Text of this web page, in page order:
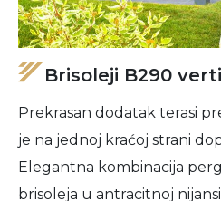
Brisoleji B290
Prekrasan dodatak terasi
je na jednoj kraćoj strani
Elegantna kombinacija
brisoleja u antracitnoj